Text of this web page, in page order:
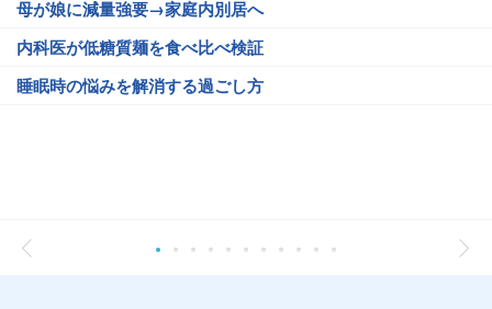
母が娘に減量強要→家庭内別居へ
内科医が低糖質麺を食べ比べ検証
睡眠時の悩みを解消する過ごし方